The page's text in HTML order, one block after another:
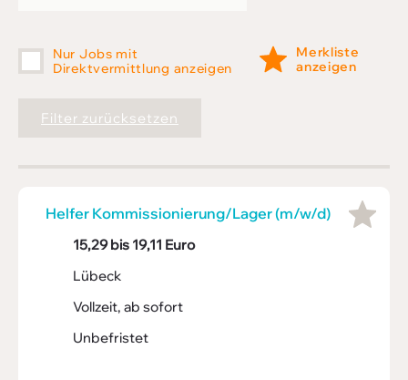
Nur Jobs mit
Direktvermittlung anzeigen
Merkliste
anzeigen
Filter zurücksetzen
Helfer Kommis­sio­nie­rung/Lager (m/w/d)
15,29 bis 19,11 Euro
Lübeck
Vollzeit, ab sofort
Unbefristet
Downloads
Sitemap